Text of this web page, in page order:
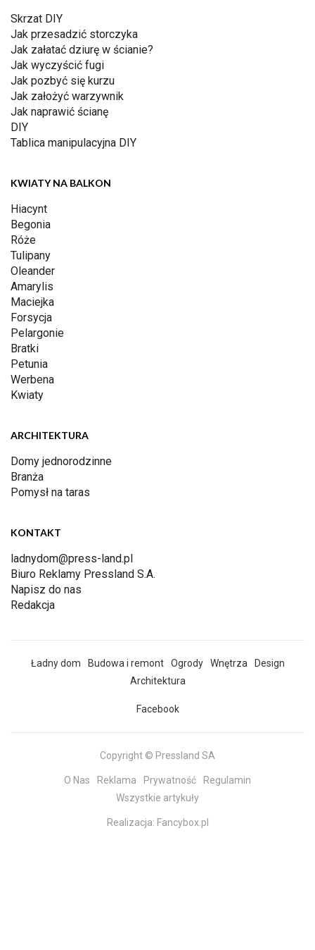
Skrzat DIY
Jak przesadzić storczyka
Jak załatać dziurę w ścianie?
Jak wyczyścić fugi
Jak pozbyć się kurzu
Jak założyć warzywnik
Jak naprawić ścianę
DIY
Tablica manipulacyjna DIY
KWIATY NA BALKON
Hiacynt
Begonia
Róże
Tulipany
Oleander
Amarylis
Maciejka
Forsycja
Pelargonie
Bratki
Petunia
Werbena
Kwiaty
ARCHITEKTURA
Domy jednorodzinne
Branża
Pomysł na taras
KONTAKT
ladnydom@press-land.pl
Biuro Reklamy Pressland S.A.
Napisz do nas
Redakcja
Ładny dom Budowa i remont Ogrody Wnętrza
Design
Architektura
Facebook
Copyright © Pressland SA
O Nas Reklama Prywatność
Regulamin
Wszystkie artykuły
Realizacja: Fancybox.pl